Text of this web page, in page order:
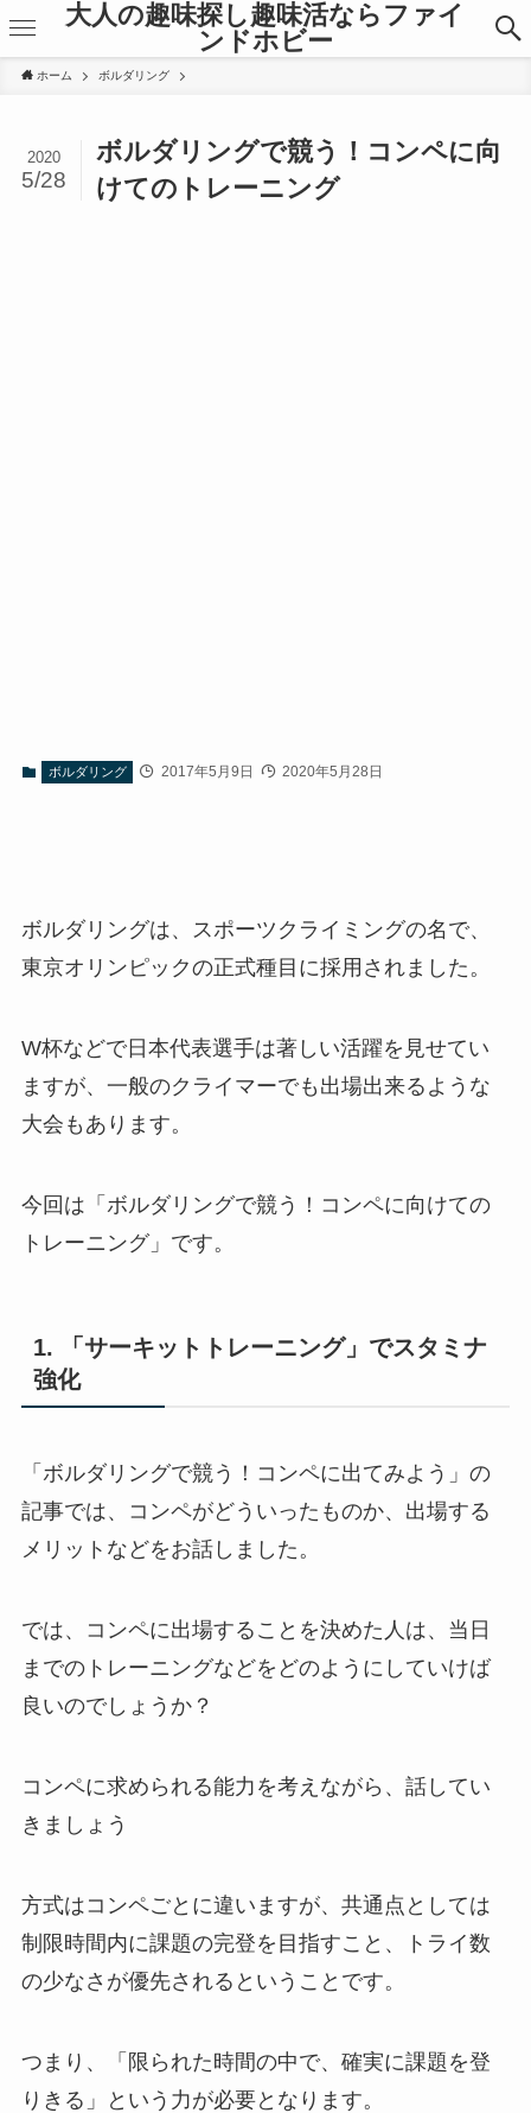
大人の趣味探し趣味活ならファイ
ンドホビー
ホーム ボルダリング
ボルダリングで競う！コンペに向
けてのトレーニング
2020
5/28
ボルダリング 2017年5月9日 2020年5月28日
ボルダリングは、スポーツクライミングの名で、
東京オリンピックの正式種目に採用されました。
W杯などで日本代表選手は著しい活躍を見せてい
ますが、一般のクライマーでも出場出来るような
大会もあります。
今回は「ボルダリングで競う！コンペに向けての
トレーニング」です。
1. 「サーキットトレーニング」でスタミナ
強化
「ボルダリングで競う！コンペに出てみよう」の
記事では、コンペがどういったものか、出場する
メリットなどをお話しました。
では、コンペに出場することを決めた人は、当日
までのトレーニングなどをどのようにしていけば
良いのでしょうか？
コンペに求められる能力を考えながら、話してい
きましょう
方式はコンペごとに違いますが、共通点としては
制限時間内に課題の完登を目指すこと、トライ数
の少なさが優先されるということです。
つまり、「限られた時間の中で、確実に課題を登
りきる」という力が必要となります。